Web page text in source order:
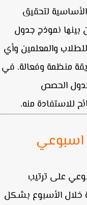
لتحقيق
نموذج جدول
والمعلمين وأي
منظمة وفعالة. في
الحصص
منه.
على ترتيب
الأسبوع بشكل